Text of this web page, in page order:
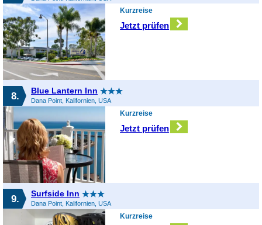
Kurzreise
Jetzt prüfen
8. Blue Lantern Inn
Dana Point, Kalifornien, USA
Kurzreise
Jetzt prüfen
9. Surfside Inn
Dana Point, Kalifornien, USA
Kurzreise